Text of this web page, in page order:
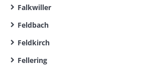
Falkwiller
Feldbach
Feldkirch
Fellering